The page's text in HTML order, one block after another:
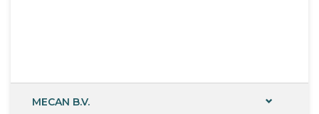
MECAN B.V.